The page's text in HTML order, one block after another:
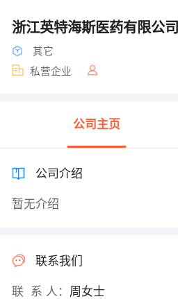
浙江英特海斯医药有限公司
其它
私营企业
公司主页
公司介绍
暂无介绍
联系我们
联 系 人： 周女士